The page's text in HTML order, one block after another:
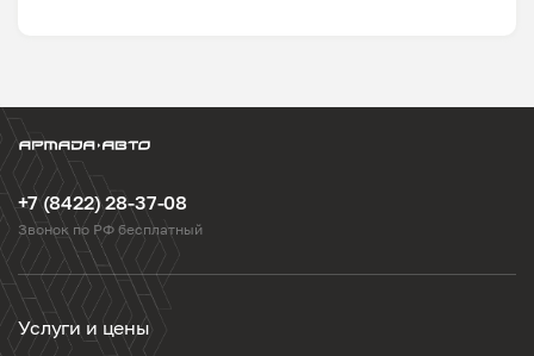
+7 (8422) 28-37-08
Звонок по РФ бесплатный
Услуги и цены